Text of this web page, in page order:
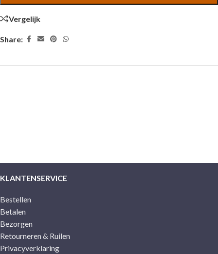
Vergelijk
Share:
KLANTENSERVICE
Bestellen
Betalen
Bezorgen
Retourneren & Ruilen
Privacyverklaring